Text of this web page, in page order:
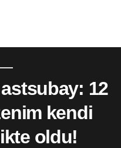
astsubay: 12
kendi
oldu!